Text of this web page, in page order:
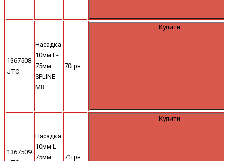
1367508
JTC
Насадка
10мм L-
75мм
SPLINE
M8
70грн.
Купити
1367509
Насадка
10мм L-
75мм
71грн.
Купити